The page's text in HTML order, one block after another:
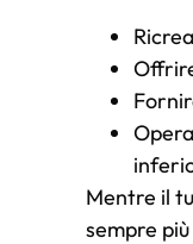
Mentre il
sempre